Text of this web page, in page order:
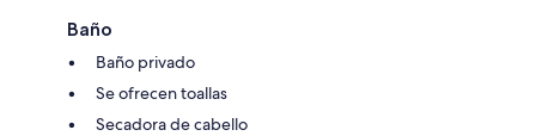
Baño
Baño privado
Se ofrecen toallas
Secadora de cabello